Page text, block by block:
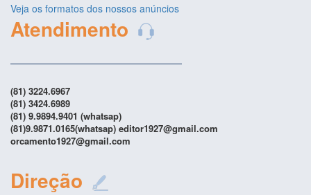
Veja os formatos dos nossos anúncios
Atendimento
(81) 3224.6967
(81) 3424.6989
(81) 9.9894.9401 (whatsap)
(81)9.9871.0165(whatsap) editor1927@gmail.com
orcamento1927@gmail.com
Direção